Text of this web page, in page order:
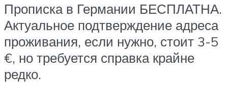
Прописка в Германии БЕСПЛАТНА.
Актуальное подтверждение адреса
проживания, если нужно, стоит 3-5
€, но требуется справка крайне
редко.